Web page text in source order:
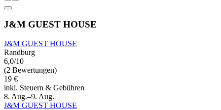
J&M GUEST HOUSE
J&M GUEST HOUSE
Randburg
6,0/10
(2 Bewertungen)
19 €
inkl. Steuern & Gebühren
8. Aug.–9. Aug.
J&M GUEST HOUSE